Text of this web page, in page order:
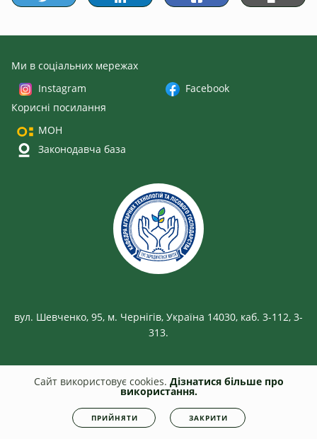
Ми в соціальних мережах
Instagram
Facebook
Корисні посилання
МОН
Законодавча база
вул. Шевченко, 95, м. Чернігів, Україна 14030, каб. 3-112, 3-
313.
Всі права захищені. Несанкціоноване копіювання
заборонено.Політика конфіденційності|Cookies
Сайт використовує cookies. Дізнатися більше про
використання.
ПРИЙНЯТИ ЗАКРИТИ